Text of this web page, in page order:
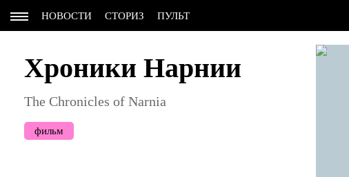
НОВОСТИ СТОРИЗ ПУЛЬТ
Хроники Нарнии
The Chronicles of Narnia
фильм